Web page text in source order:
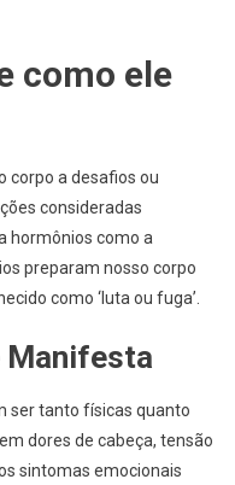
como ele
corpo a desafios ou
consideradas
hormônios como a
preparam nosso corpo
como ‘luta ou fuga’.
Manifesta
ser tanto físicas quanto
dores de cabeça, tensão
sintomas emocionais